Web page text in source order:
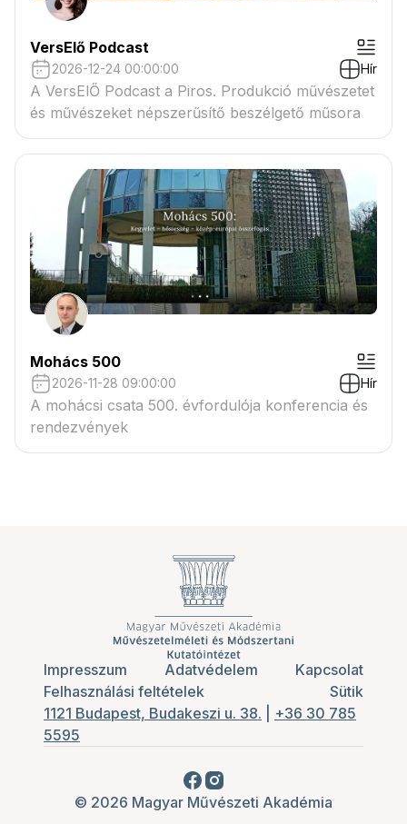
VersElő Podcast
2026-12-24 00:00:00 Hír
A VersElŐ Podcast a Piros. Produkció művészetet
és művészeket népszerűsítő beszélgető műsora
Mohács 500
2026-11-28 09:00:00 Hír
A mohácsi csata 500. évfordulója konferencia és
rendezvények
Impresszum Adatvédelem
Kapcsolat
Felhasználási feltételek
Sütik
1121 Budapest, Budakeszi u. 38.
+36 30 785
5595
© 2026 Magyar Művészeti Akadémia